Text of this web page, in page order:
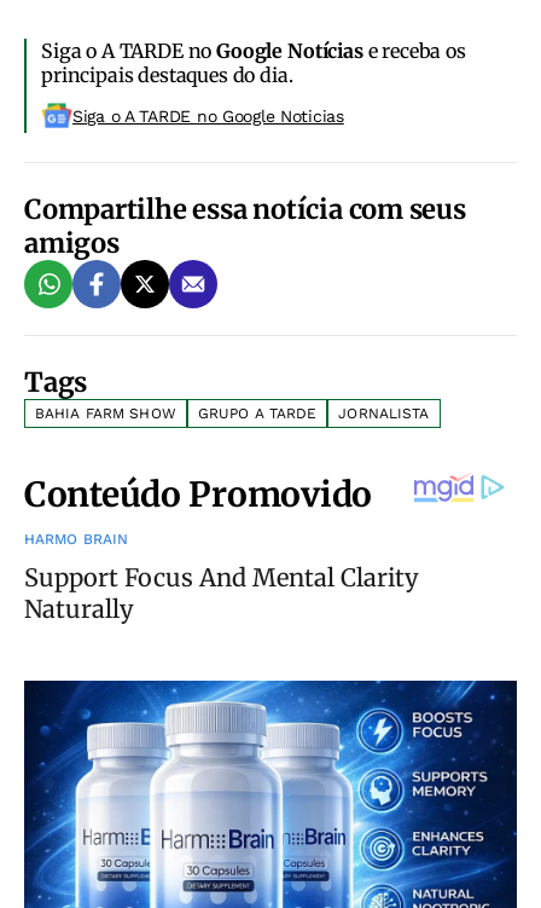
Siga o A TARDE noGoogle Notíciase receba os
principais destaques do dia.
Siga o A TARDE no Google Noticias
Compartilhe essa notícia com seus
amigos
Tags
BAHIA FARM SHOW GRUPO A TARDE JORNALISTA